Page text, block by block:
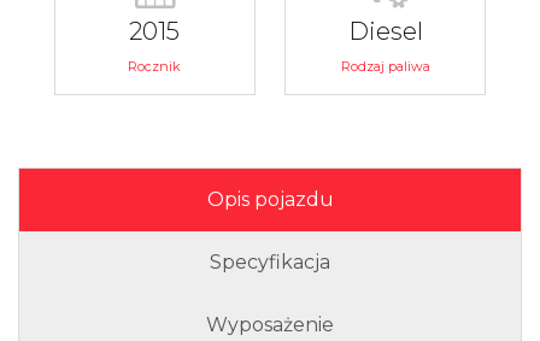
2015
Rocznik
Diesel
Rodzaj paliwa
Opis pojazdu
Specyfikacja
Wyposażenie